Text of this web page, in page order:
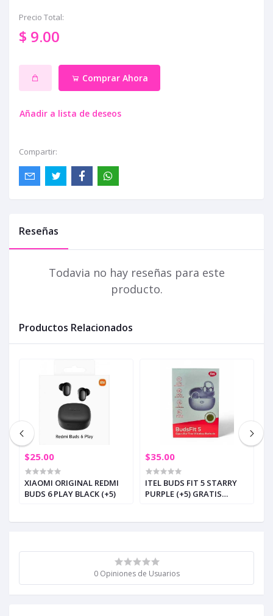
Precio Total:
$ 9.00
Comprar Ahora
Añadir a lista de deseos
Compartir:
0 Opiniones de Usuarios
Reseñas
Todavia no hay reseñas para este
producto.
Productos Relacionados
$25.00
XIAOMI ORIGINAL REDMI
BUDS 6 PLAY BLACK (+5)
$35.00
ITEL BUDS FIT 5 STARRY
PURPLE (+5) GRATIS